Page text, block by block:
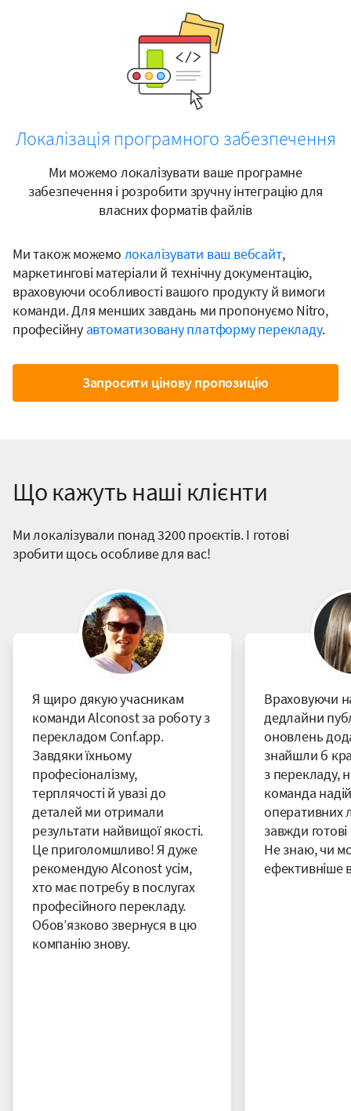
Локалізація програмного забезпечення
Ми можемо локалізувати ваше програмне
забезпечення і розробити зручну інтеграцію для
власних форматів файлів
Ми також можемо локалізувати ваш вебсайт,
маркетингові матеріали й технічну документацію,
враховуючи особливості вашого продукту й вимоги
команди. Для менших завдань ми пропонуємо Nitro,
професійну автоматизовану платформу перекладу.
Запросити цінову пропозицію
Що кажуть наші клієнти
Ми локалізували понад 3200 проєктів. І готові
зробити щось особливе для вас!
Я щиро дякую учасникам
команди Alconost за роботу з
перекладом Conf.app.
Завдяки їхньому
професіоналізму,
терплячості й увазі до
деталей ми отримали
результати найвищої якості.
Це приголомшливо! Я дуже
рекомендую Alconost усім,
хто має потребу в послугах
професійного перекладу.
Обов’язково звернуся в цю
компанію знову.
Враховуючи
дедлайни
оновлень
знайшли б
з перекладу,
команда
оперативних
завжди готові
Не знаю, чи
ефективніше